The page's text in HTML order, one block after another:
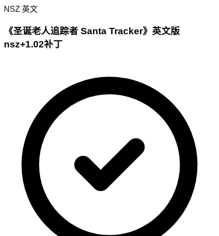
NSZ 英文
《圣诞老人追踪者 Santa Tracker》英文版
nsz+1.02补丁